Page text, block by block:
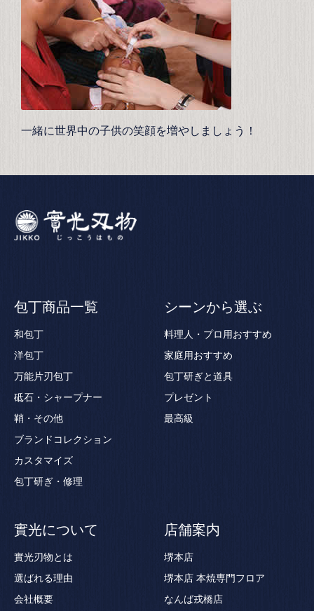
一緒に世界中の子供の笑顔を増やしましょう！
包丁商品一覧
和包丁
洋包丁
万能片刃包丁
砥石・シャープナー
鞘・その他
ブランドコレクション
カスタマイズ
包丁研ぎ・修理
シーンから選ぶ
料理人・プロ用おすすめ
家庭用おすすめ
包丁研ぎと道具
プレゼント
最高級
實光について
實光刃物とは
選ばれる理由
会社概要
店舗案内
堺本店
堺本店 本焼専門フロア
なんば戎橋店